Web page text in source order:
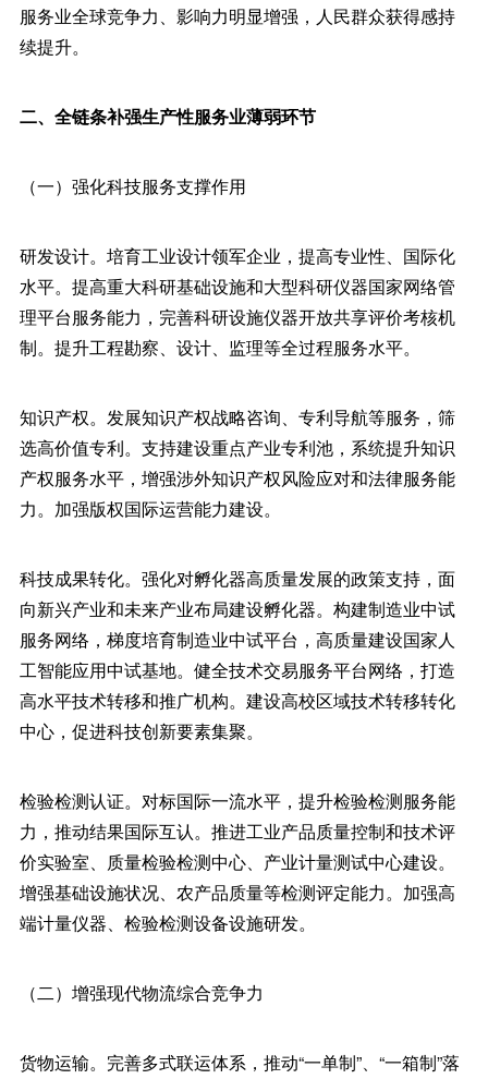
服务业全球竞争力、影响力明显增强，人民群众获得感持
续提升。
二、全链条补强生产性服务业薄弱环节
（一）强化科技服务支撑作用
研发设计。培育工业设计领军企业，提高专业性、国际化
水平。提高重大科研基础设施和大型科研仪器国家网络管
理平台服务能力，完善科研设施仪器开放共享评价考核机
制。提升工程勘察、设计、监理等全过程服务水平。
知识产权。发展知识产权战略咨询、专利导航等服务，筛
选高价值专利。支持建设重点产业专利池，系统提升知识
产权服务水平，增强涉外知识产权风险应对和法律服务能
力。加强版权国际运营能力建设。
科技成果转化。强化对孵化器高质量发展的政策支持，面
向新兴产业和未来产业布局建设孵化器。构建制造业中试
服务网络，梯度培育制造业中试平台，高质量建设国家人
工智能应用中试基地。健全技术交易服务平台网络，打造
高水平技术转移和推广机构。建设高校区域技术转移转化
中心，促进科技创新要素集聚。
检验检测认证。对标国际一流水平，提升检验检测服务能
力，推动结果国际互认。推进工业产品质量控制和技术评
价实验室、质量检验检测中心、产业计量测试中心建设。
增强基础设施状况、农产品质量等检测评定能力。加强高
端计量仪器、检验检测设备设施研发。
（二）增强现代物流综合竞争力
货物运输。完善多式联运体系，推动“一单制”、“一箱制”落